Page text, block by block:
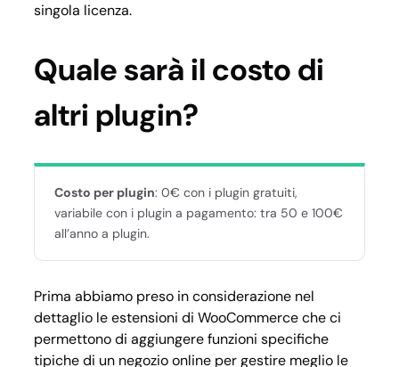
singola licenza.
Quale sarà il costo di
altri plugin?
Costo per plugin: 0€ con i plugin gratuiti,
variabile con i plugin a pagamento: tra 50 e 100€
all’anno a plugin.
Prima abbiamo preso in considerazione nel
dettaglio le estensioni di WooCommerce che ci
permettono di aggiungere funzioni specifiche
tipiche di un negozio online per gestire meglio le